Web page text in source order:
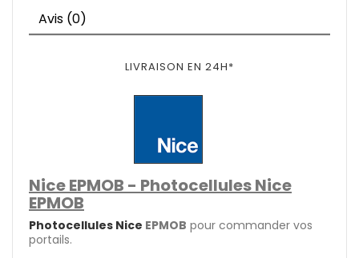
Avis (0)
LIVRAISON EN 24H*
Nice EPMOB - Photocellules Nice
EPMOB
Photocellules Nice EPMOB pour commander vos
portails.